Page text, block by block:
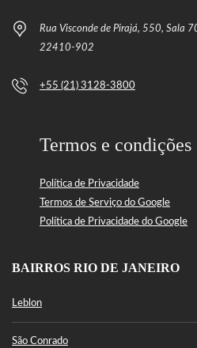
Rua Visconde de Pirajá, 550, Sala
22410-902
+55 (21) 3128-3800
Termos e condições
Política de Privacidade
Termos de Serviço do Google
Política de Privacidade do Google
BAIRROS RIO DE JANEIRO
Leblon
São Conrado